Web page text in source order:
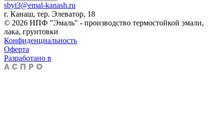
sbyt3@emal-kanash.ru
г. Канаш, тер. Элеватор, 18
© 2026 НПФ "Эмаль" - производство термостойкой эмали,
лака, грунтовки
Конфиденциальность
Оферта
Разработано в